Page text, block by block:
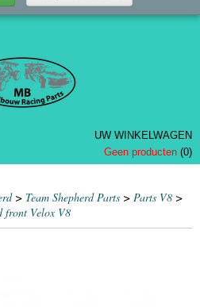
UW WINKELWAGEN
Geen producten (0)
> Team Shepherd Parts > Parts V8 >
front Velox V8